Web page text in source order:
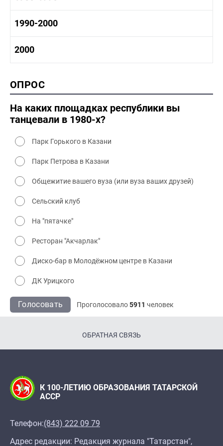
1970-1980 культура
1970 - 1980 быт
1980 -1990 история
1980-1990 культура
1990-2000
1990-2000 культура
2000
2000 промышленность
2000 культура
ОПРОС
На каких площадках республики вы
танцевали в 1980-х?
Парк Горького в Казани
Парк Петрова в Казани
Общежитие вашего вуза (или вуза ваших друзей)
Сельский клуб
На "пятачке"
Ресторан "Акчарлак"
Диско-бар в Молодёжном центре в Казани
ДК Урицкого
Голосовать Проголосовало5911 человек
ОБРАТНАЯ СВЯЗЬ
К 100-ЛЕТИЮ ОБРАЗОВАНИЯ ТАТАРСКОЙ
АССР
Телефон:(843) 222 09 79
Адрес редакции: Редакция журнала "Татарстан",